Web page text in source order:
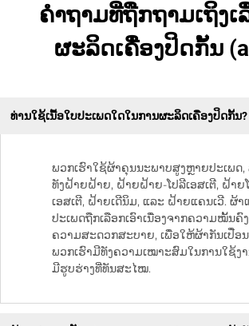
ຄຳຖາມທີ່ຖືກຖາມເຖິງເ
ຜະລິດເຄື່ອງປິດກັ້ນ
ທ່ານໃຊ້ເນື້ອໃບປະເພດໃດໃນການຜະລິດເຄື່ອງປິດກັ້ນ?
ພວກເຮົາໃຊ້ຜ້າຄຸນນະພາບສູງຫຼາຍປະເພດ,
ທັງຝ້າຍຝ້າຍ, ຝ້າຍຝ້າຍ-ໂປລີເອສເຕີ, ຝ້າຍ
ເອສເຕີ, ຝ້າຍເດີນິມ, ແລະ ຝ້າຍແຄນເວີ. ຜ້າ
ປະເພດຖືກເລືອກເອົາເນື່ອງຈາກຄວາມໝັ້ນຄົ
ຄວາມສະດວກສະບາຍ, ເພື່ອໃຫ້ຜ້າກັນເປື່ອ
ພວກເຮົາມີທັງຄວາມເໝາະສົມໃນການໃຊ້ງ
ມີຮູບຮ່າງທີ່ທັນສະໄໝ.